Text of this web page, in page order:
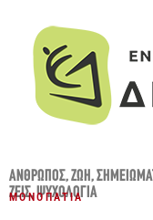
ΆΝΘΡΩΠΟΣ,ΖΩΉ,
ΖΕΙΣ,ΨΥΧΟΛΟΓΊΑ
ΜΟΝΟΠΆΤΙΑ